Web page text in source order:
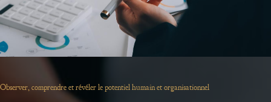
Observer, comprendre et révéler le potentiel humain et organisationnel